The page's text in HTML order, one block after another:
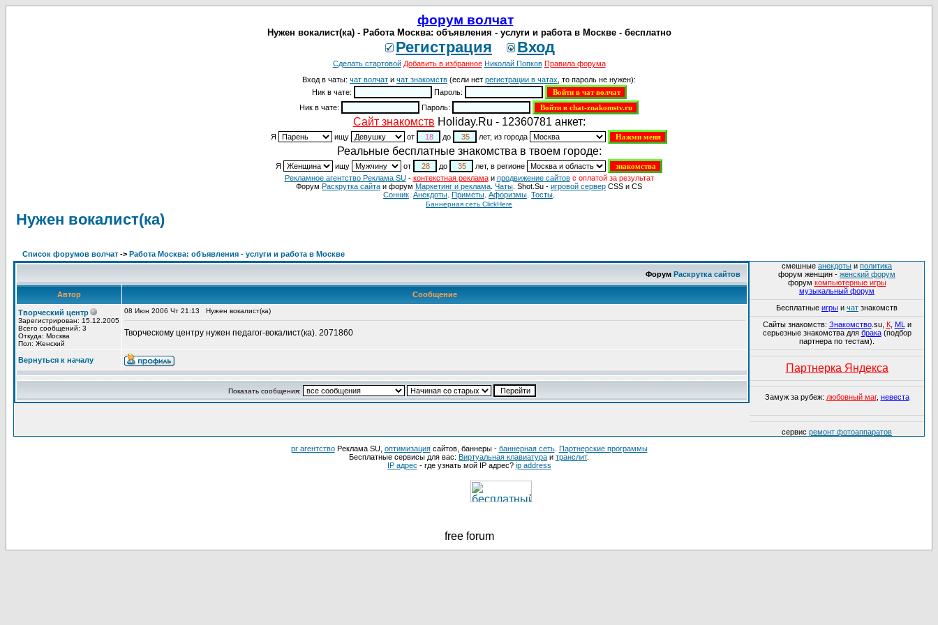
форум волчат
Нужен вокалист(ка) - Работа Москва: объявления - услуги и работа в Москве - бесплатно
Регистрация Вход
Сделать стартовой Добавить в избранное Николай Попков Правила форума
Вход в чаты: чат волчат и чат знакомств (если нет регистрации в чатах , то пароль не нужен):
Ник в чате:
Пароль:
Ник в чате:
Пароль:
Cайт знакомств Holiday.Ru - 12360781 анкет:
Я ищу от до лет, из города
Реальные бесплатные знакомства в твоем городе:
Я ищу от до
лет, в регионе
Рекламное агентство Реклама SU- контекстная рекламаи продвижение сайтов с оплатой за результат
Форум Раскрутка сайта и форум Маркетинг и реклама Чаты . Shot.Su - игровой сервер CSS и CS
Сонник Анекдоты Приметы Aфоризмы Тосты
Баннерная сеть ClickHere
Нужен вокалист(ка)
Список форумов волчат -> Работа Москва: объявления - услуги и работа в Москве
Форум Раскрутка сайтов
Автор Сообщение
Творческий центр
Зарегистрирован: 15.12.2005
Всего сообщений: 3
Откуда: Москва
Пол: Женский
08 Июн 2006 Чт 21:13 Нужен вокалист(ка)
Творческому центру нужен педагог-вокалист(ка). 2071860
Вернуться к началу
Показать сообщения:
смешные анекдоты и политика
форум женщин - женский форум
форум компьютерные игры
музыкальный форум
Бесплатные игры и чат знакомств
Сайты знакомств: Знакомство.su, К, ML и
серьезные знакомства для брака(подбор
партнера по тестам).
Партнерка Яндекса
Замуж за рубеж: любовный маг, невеста
сервис ремонт фотоаппаратов
pr агентствоРеклама SU, оптимизациясайтов, баннеры - баннерная сеть. Партнерские программы
Бесплатные сервисы для вас: Виртуальная клавиатура и транслит.
IP адрес - где узнать мой IP адрес? ip address
free forum